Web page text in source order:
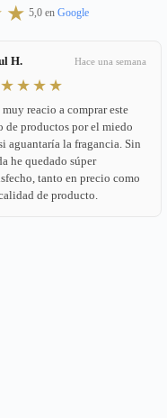
5,0 en Google
H. Hace una semana
muy reacio a comprar este
de productos por el miedo
aguantaría la fragancia. Sin
he quedado súper
tanto en precio como
de producto.